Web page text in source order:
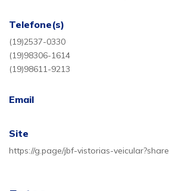
Telefone(s)
(19)2537-0330
(19)98306-1614
(19)98611-9213
Email
Site
https://g.page/jbf-vistorias-veicular?share